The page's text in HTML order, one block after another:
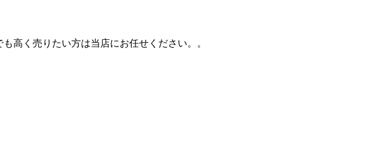
高く売りたい方は当店にお任せください。。